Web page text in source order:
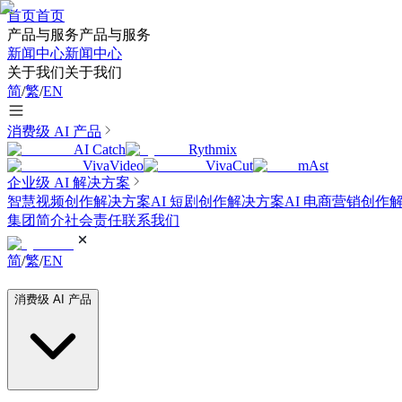
首页首页
产品与服务产品与服务
新闻中心新闻中心
关于我们关于我们
简/繁/EN
消费级 AI 产品
AI Catch
Rythmix
VivaVideo
VivaCut
mAst
企业级 AI 解决方案
智慧视频创作解决方案AI 短剧创作解决方案AI 电商营销创作
集团简介社会责任联系我们
简/繁/EN
消费级 AI 产品